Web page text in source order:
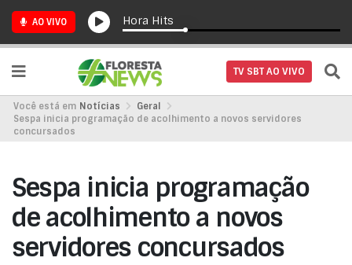
AO VIVO Hora Hits
TV SBT AO VIVO
Você está em Notícias
Geral
Sespa inicia programação de acolhimento a novos servidores
concursados
Sespa inicia programação
de acolhimento a novos
servidores concursados